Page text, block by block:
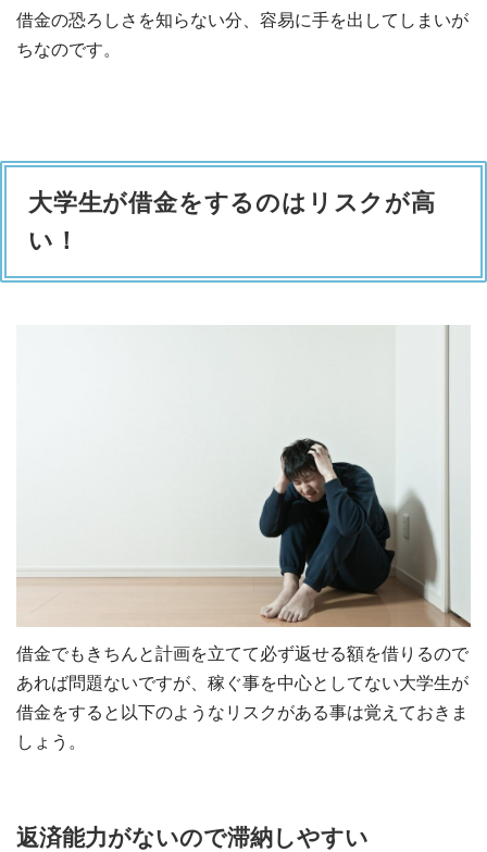
借金の恐ろしさを知らない分、容易に手を出してしまいが
ちなのです。
大学生が借金をするのはリスクが高
い！
借金でもきちんと計画を立てて必ず返せる額を借りるので
あれば問題ないですが、稼ぐ事を中心としてない大学生が
借金をすると以下のようなリスクがある事は覚えておきま
しょう。
返済能力がないので滞納しやすい